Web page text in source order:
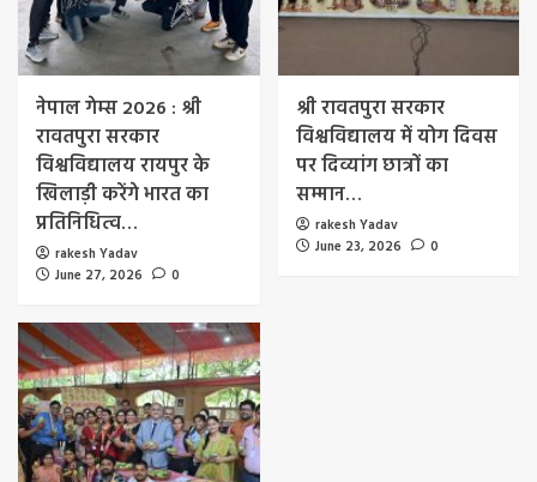
नेपाल गेम्स 2026 : श्री
रावतपुरा सरकार
विश्वविद्यालय रायपुर के
खिलाड़ी करेंगे भारत का
प्रतिनिधित्व…
rakesh Yadav
June 27, 2026
0
श्री रावतपुरा सरकार
विश्वविद्यालय में योग दिवस
पर दिव्यांग छात्रों का
सम्मान…
rakesh Yadav
June 23, 2026
0